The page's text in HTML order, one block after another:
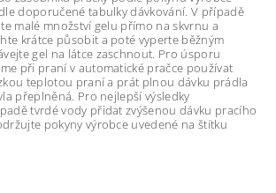
doporučené tabulky dávkování. V případě
malé množství gelu přímo na skvrnu a
krátce působit a poté vyperte běžným
gel na látce zaschnout. Pro úsporu
při praní v automatické pračce používat
teplotou praní a prát plnou dávku prádla
přeplněná. Pro nejlepší výsledky
tvrdé vody přidat zvýšenou dávku pracího
pokyny výrobce uvedené na štítku